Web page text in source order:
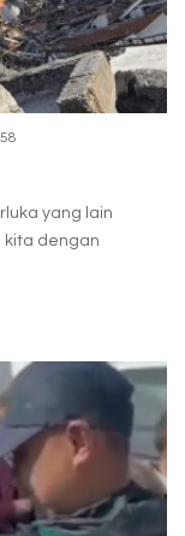
yang lain
kita dengan